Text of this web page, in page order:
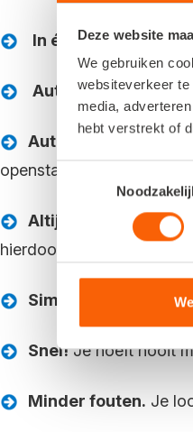
Deze website
We gebruiken
websiteverkeer
media,
hebt verstrekt of
Toestemmingsselectie
In één keer klaar. Je
Automatisch
Automatisch
openstaande posten
Altijd up-to-date.Je
hierdoor sneller op de
Simpel! Je hoeft
Snel!Je hoeft nooit
Minder fouten. Je